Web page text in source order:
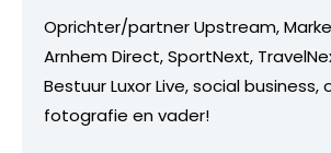
Oprichter/partner Upstream,
Arnhem Direct, SportNext,
Bestuur Luxor Live, social business,
fotografie en vader!